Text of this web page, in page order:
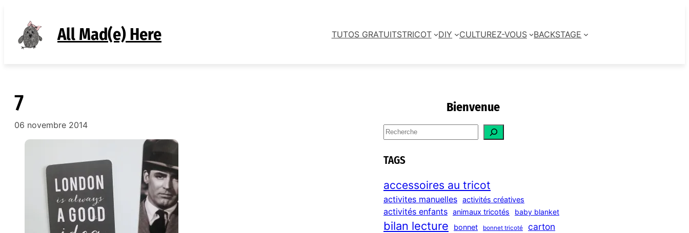
contenu
All Mad(e) Here TUTOS GRATUITSTRICOT DIY CULTUREZ-VOUS BACKSTAGE
7
06 novembre 2014
Bienvenue
S
e
a
r
h
TAGS
accessoires au tricot
activites manuelles activités créatives
activités enfants animaux tricotés baby blanket
bilan lecture bonnet bonnet tricoté carton